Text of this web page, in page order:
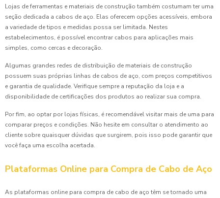
Lojas de ferramentas e materiais de construção também costumam ter uma
seção dedicada a cabos de aço. Elas oferecem opções acessíveis, embora
a variedade de tipos e medidas possa ser limitada. Nestes
estabelecimentos, é possível encontrar cabos para aplicações mais
simples, como cercas e decoração.
Algumas grandes redes de distribuição de materiais de construção
possuem suas próprias linhas de cabos de aço, com preços competitivos
e garantia de qualidade. Verifique sempre a reputação da loja e a
disponibilidade de certificações dos produtos ao realizar sua compra.
Por fim, ao optar por lojas físicas, é recomendável visitar mais de uma para
comparar preços e condições. Não hesite em consultar o atendimento ao
cliente sobre quaisquer dúvidas que surgirem, pois isso pode garantir que
você faça uma escolha acertada.
Plataformas Online para Compra de Cabo de Aço
As plataformas online para compra de cabo de aço têm se tornado uma